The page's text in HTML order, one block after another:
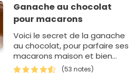
Ganache au chocolat
pour macarons
Voici le secret de la ganache
au chocolat, pour parfaire ses
macarons maison et bien
d'autres desserts chocolatés.
(53 notes)